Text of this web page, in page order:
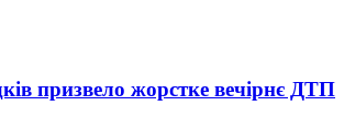
призвело жорстке вечірнє ДТП